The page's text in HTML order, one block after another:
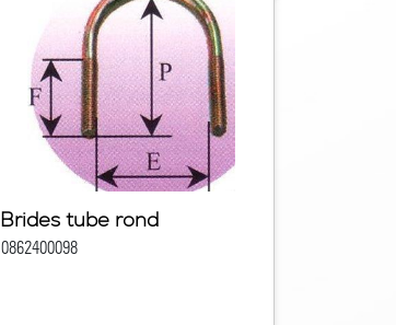
Brides tube rond
0862400098